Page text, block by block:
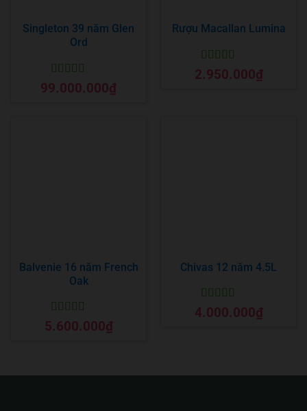
Singleton 39 năm Glen
Ord
Được xếp
hạng 5 5 sao
99.000.000₫
Rượu Macallan Lumina
Được xếp
hạng55 sao
2.950.000₫
Balvenie 16 năm French
Oak
Được xếp
hạng55 sao
5.600.000₫
Chivas 12 năm 4.5L
Được xếp
hạng55 sao
4.000.000₫